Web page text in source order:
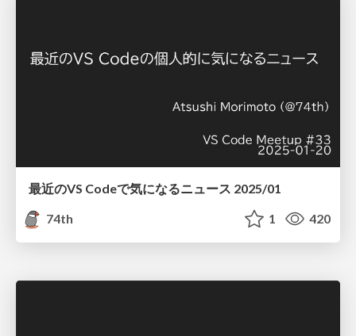
最近のVS Codeで気になるニュース 2025/01
74th
1 420